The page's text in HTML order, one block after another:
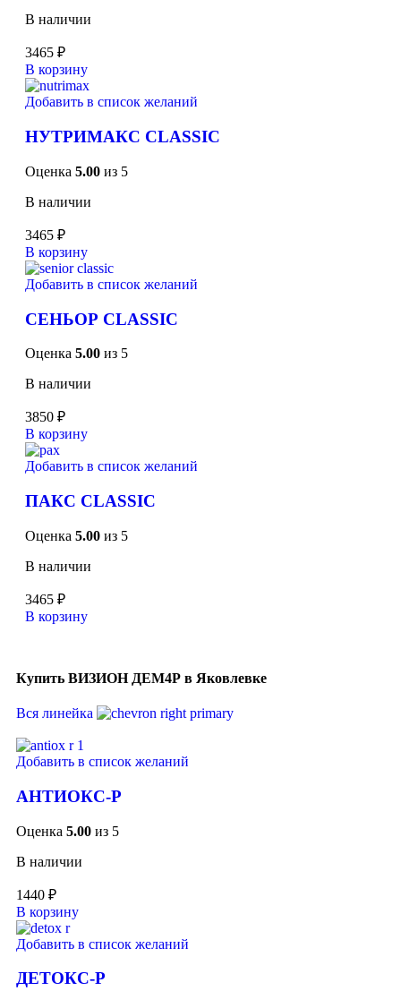
В наличии
3465 ₽
В корзину
Добавить в список желаний
НУТРИМАКС CLASSIC
Оценка 5.00 из 5
В наличии
3465 ₽
В корзину
Добавить в список желаний
СЕНЬОР CLASSIC
Оценка 5.00 из 5
В наличии
3850 ₽
В корзину
Добавить в список желаний
ПАКС CLASSIC
Оценка 5.00 из 5
В наличии
3465 ₽
В корзину
Купить ВИЗИОН ДЕМ4Р в Яковлевке
Вся линейка
Добавить в список желаний
АНТИОКС-Р
Оценка 5.00 из 5
В наличии
1440 ₽
В корзину
Добавить в список желаний
ДЕТОКС-Р